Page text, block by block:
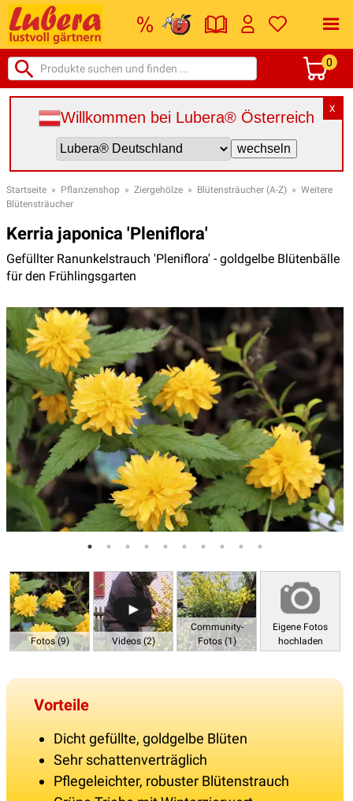
0
X
Willkommen bei Lubera® Österreich
Startseite » Pflanzenshop » Ziergehölze » Blütensträucher (A-Z) » Weitere
Blütensträucher
Kerria japonica 'Pleniflora'
Gefüllter Ranunkelstrauch 'Pleniflora' - goldgelbe Blütenbälle
für den Frühlingsgarten
Fotos (9) Videos (2)
Community-
Fotos (1)
Eigene Fotos
hochladen
Vorteile
Dicht gefüllte, goldgelbe Blüten
Sehr schattenverträglich
Pflegeleichter, robuster Blütenstrauch